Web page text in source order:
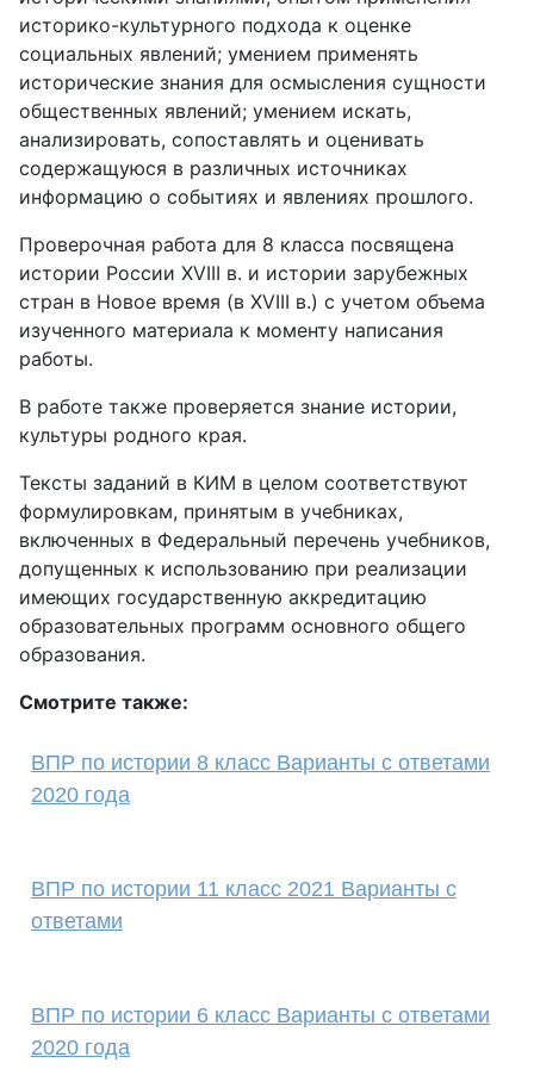
историко-культурного подхода к оценке
социальных явлений; умением применять
исторические знания для осмысления сущности
общественных явлений; умением искать,
анализировать, сопоставлять и оценивать
содержащуюся в различных источниках
информацию о событиях и явлениях прошлого.
Проверочная работа для 8 класса посвящена
истории России XVIII в. и истории зарубежных
стран в Новое время (в XVIII в.) с учетом объема
изученного материала к моменту написания
работы.
В работе также проверяется знание истории,
культуры родного края.
Тексты заданий в КИМ в целом соответствуют
формулировкам, принятым в учебниках,
включенных в Федеральный перечень учебников,
допущенных к использованию при реализации
имеющих государственную аккредитацию
образовательных программ основного общего
образования.
Смотрите также:
ВПР по истории 8 класс Варианты с ответами
2020 года
ВПР по истории 11 класс 2021 Варианты с
ответами
ВПР по истории 6 класс Варианты с ответами
2020 года